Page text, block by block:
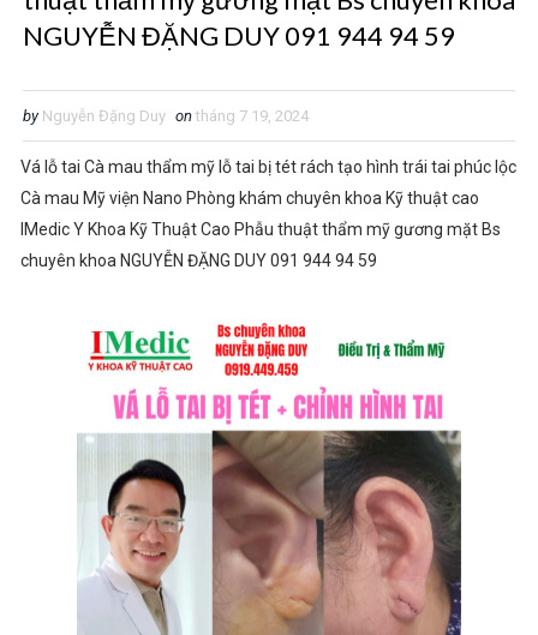
NGUYỄN ĐẶNG DUY 091 944 94 59
by Nguyễn Đặng Duy on tháng 7 19, 2024
Vá lỗ tai Cà mau thẩm mỹ lỗ tai bị tét rách tạo hình trái tai phúc lộc
Cà mau Mỹ viện Nano Phòng khám chuyên khoa Kỹ thuật cao
IMedic Y Khoa Kỹ Thuật Cao Phẫu thuật thẩm mỹ gương mặt Bs
chuyên khoa NGUYỄN ĐẶNG DUY 091 944 94 59